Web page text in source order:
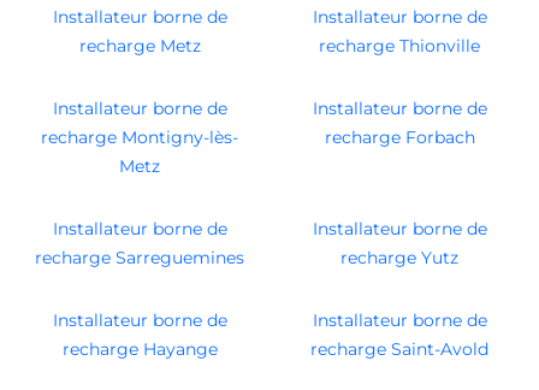
Installateur borne de
recharge Metz
Installateur borne de
recharge Thionville
Installateur borne de
recharge Montigny-lès-
Metz
Installateur borne de
recharge Forbach
Installateur borne de
recharge Sarreguemines
Installateur borne de
recharge Yutz
Installateur borne de
recharge Hayange
Installateur borne de
recharge Saint-Avold